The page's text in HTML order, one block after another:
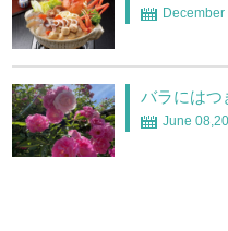
December
バラにはつ
June